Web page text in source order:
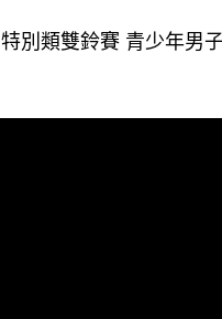
別類雙鈴賽 青少年男